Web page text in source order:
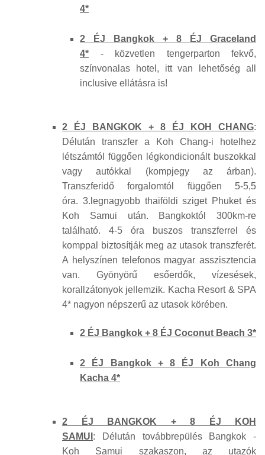
4*
2 ÉJ Bangkok + 8 ÉJ Graceland
4* - közvetlen tengerparton fekvő,
színvonalas hotel, itt van lehetőség all
inclusive ellátásra is!
2 ÉJ BANGKOK + 8 ÉJ KOH CHANG:
Délután transzfer a Koh Chang-i hotelhez
létszámtól függően légkondicionált buszokkal
vagy autókkal (kompjegy az árban).
Transzferidő forgalomtól függően 5-5,5
óra. 3.legnagyobb thaiföldi sziget Phuket és
Koh Samui után. Bangkoktól 300km-re
található. 4-5 óra buszos transzferrel és
komppal biztosítják meg az utasok transzferét.
A helyszínen telefonos magyar asszisztencia
van. Gyönyörű esőerdők, vízesések,
korallzátonyok jellemzik. Kacha Resort & SPA
4* nagyon népszerű az utasok körében.
2 ÉJ Bangkok + 8 ÉJ Coconut Beach 3*
2 ÉJ Bangkok + 8 ÉJ Koh Chang
Kacha 4*
2 ÉJ BANGKOK + 8 ÉJ
KOH
SAMUI : Délután továbbrepülés Bangkok -
Koh Samui szakaszon, az utazók